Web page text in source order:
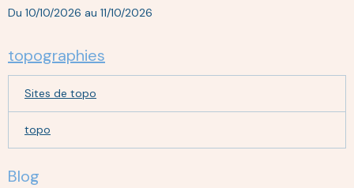
Du 10/10/2026 au 11/10/2026
topographies
Sites de topo
topo
Blog